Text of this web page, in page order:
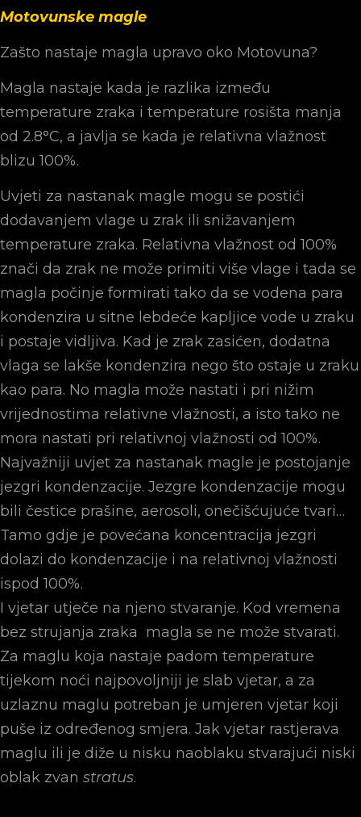
Motovunske magle
Zašto nastaje magla upravo oko Motovuna?
Magla nastaje kada je razlika između
temperature zraka i temperature rosišta manja
od 2.8°C, a javlja se kada je relativna vlažnost
blizu 100%.
Uvjeti za nastanak magle mogu se postići
dodavanjem vlage u zrak ili snižavanjem
temperature zraka. Relativna vlažnost od 100%
znači da zrak ne može primiti više vlage i tada se
magla počinje formirati tako da se vodena para
kondenzira u sitne lebdeće kapljice vode u zraku
i postaje vidljiva. Kad je zrak zasićen, dodatna
vlaga se lakše kondenzira nego što ostaje u zraku
kao para. No magla može nastati i pri nižim
vrijednostima relativne vlažnosti, a isto tako ne
mora nastati pri relativnoj vlažnosti od 100%.
Najvažniji uvjet za nastanak magle je postojanje
jezgri kondenzacije. Jezgre kondenzacije mogu
bili čestice prašine, aerosoli, onečišćujuće tvari…
Tamo gdje je povećana koncentracija jezgri
dolazi do kondenzacije i na relativnoj vlažnosti
ispod 100%.
I vjetar utječe na njeno stvaranje. Kod vremena
bez strujanja zraka magla se ne može stvarati.
Za maglu koja nastaje padom temperature
tijekom noći najpovoljniji je slab vjetar, a za
uzlaznu maglu potreban je umjeren vjetar koji
puše iz određenog smjera. Jak vjetar rastjerava
maglu ili je diže u nisku naoblaku stvarajući niski
oblak zvan stratus.